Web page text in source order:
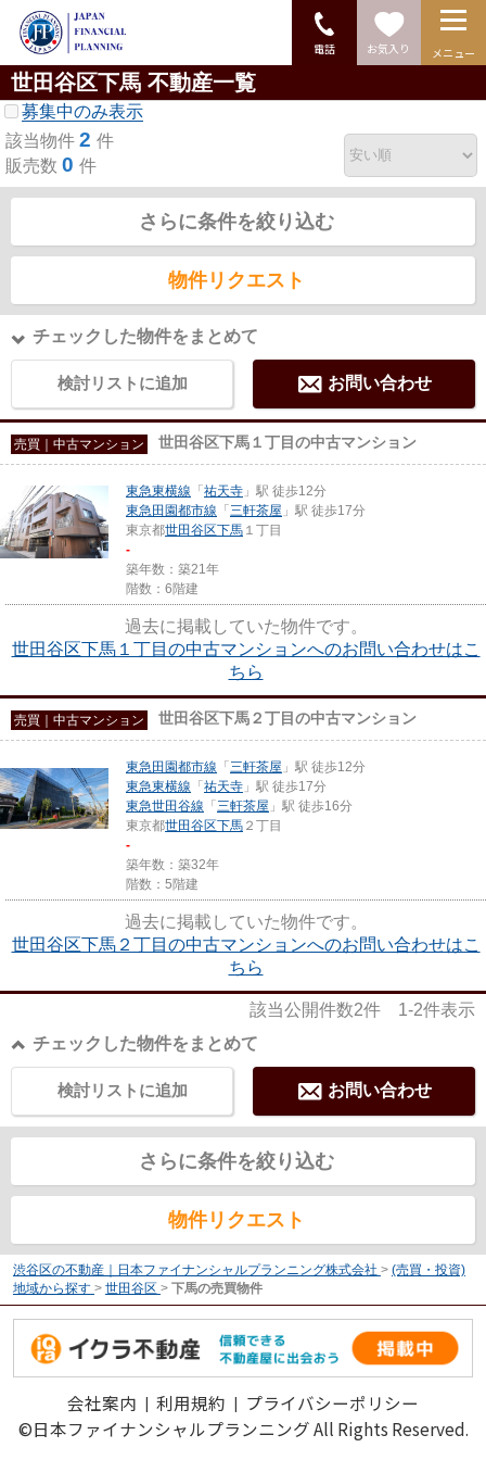
電話 お気入り メニュー
世田谷区下馬 不動産一覧
募集中のみ表示
該当物件 2 件
販売数 0 件
さらに条件を絞り込む
物件リクエスト
チェックした物件をまとめて
検討リストに追加 お問い合わせ
売買｜中古マンション 世田谷区下馬１丁目の中古マンション
東急東横線 「祐天寺 」駅 徒歩12分
東急田園都市線 「三軒茶屋 」駅 徒歩17分
東京都世田谷区下馬 １丁目
-
築年数：築21年
階数：6階建
過去に掲載していた物件です。
世田谷区下馬１丁目の中古マンションへのお問い合わせはこ
ちら
売買｜中古マンション 世田谷区下馬２丁目の中古マンション
東急田園都市線 「三軒茶屋 」駅 徒歩12分
東急東横線 「祐天寺 」駅 徒歩17分
東急世田谷線 「三軒茶屋 」駅 徒歩16分
東京都世田谷区下馬 ２丁目
-
築年数：築32年
階数：5階建
過去に掲載していた物件です。
世田谷区下馬２丁目の中古マンションへのお問い合わせはこ
ちら
該当公開件数2件 1-2件表示
チェックした物件をまとめて
お問い合わせ
検討リストに追加
さらに条件を絞り込む
物件リクエスト
渋谷区の不動産｜日本ファイナンシャルプランニング株式会社 > (売買・投資)
地域から探す > 世田谷区 > 下馬の売買物件
会社案内 利用規約
プライバシーポリシー
©日本ファイナンシャルプランニング All Rights Reserved.